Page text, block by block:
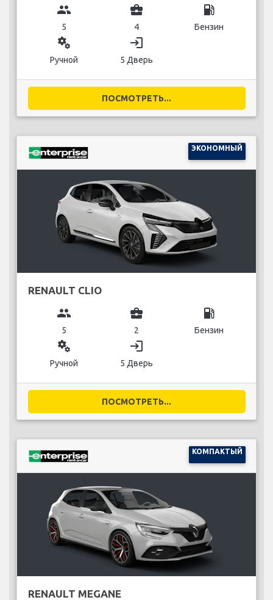
group
5
business_center
4
local_gas_station
Бензин
miscellaneous_services
Ручной
login
5 Дверь
ПОСМОТРЕТЬ...
ЭКОНОМНЫЙ
RENAULT CLIO
group
5
business_center
2
local_gas_station
Бензин
miscellaneous_services
Ручной
login
5 Дверь
ПОСМОТРЕТЬ...
КОМПАКТЫЙ
RENAULT MEGANE